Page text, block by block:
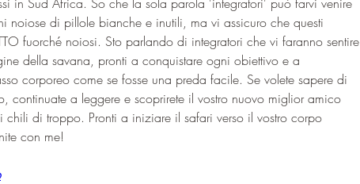
noiose di pillole bianche e inutili, ma vi assicuro che questi
fuorché noiosi. Sto parlando di integratori che vi faranno sentire
della savana, pronti a conquistare ogni obiettivo e a
corporeo come se fosse una preda facile. Se volete sapere di
continuate a leggere e scoprirete il vostro nuovo miglior amico
chili di troppo. Pronti a iniziare il safari verso il vostro corpo
con me!